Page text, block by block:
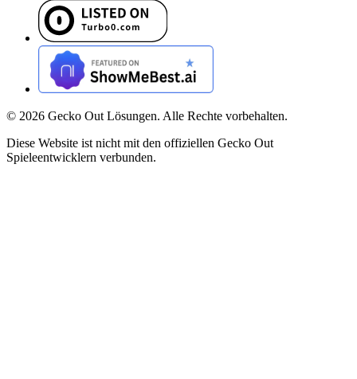
© 2026 Gecko Out Lösungen. Alle Rechte vorbehalten.
Diese Website ist nicht mit den offiziellen Gecko Out
Spieleentwicklern verbunden.